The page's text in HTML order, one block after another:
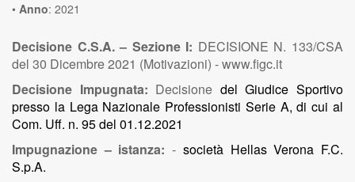
• Anno: 2021
Decisione C.S.A. – Sezione I: DECISIONE N. 133/CSA
del 30 Dicembre 2021 (Motivazioni) - www.figc.it
Decisione Impugnata: Decisione del Giudice Sportivo
presso la Lega Nazionale Professionisti Serie A, di cui al
Com. Uff. n. 95 del 01.12.2021
Impugnazione – istanza: - società Hellas Verona F.C.
S.p.A.